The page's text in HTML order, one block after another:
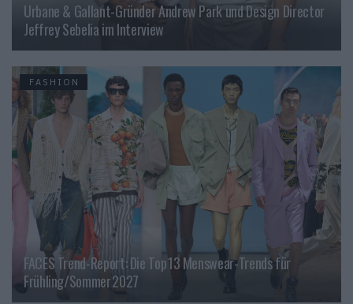
Urbane & Gallant-Gründer Andrew Park und Design Director
Jeffrey Sebelia im Interview
FASHION
FACES Trend-Report: Die Top 13 Menswear-Trends für
Frühling/Sommer 2027